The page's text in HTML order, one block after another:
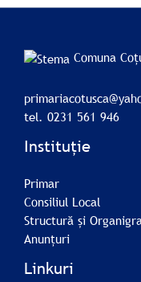
Comuna
tel. 0231 561 946
Instituție
Primar
Consiliul Local
Structură și
Anunțuri
Linkuri